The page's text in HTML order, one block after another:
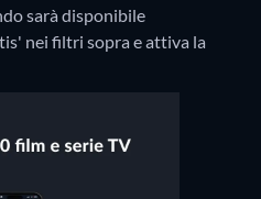
sarà disponibile
nei filtri sopra e attiva la